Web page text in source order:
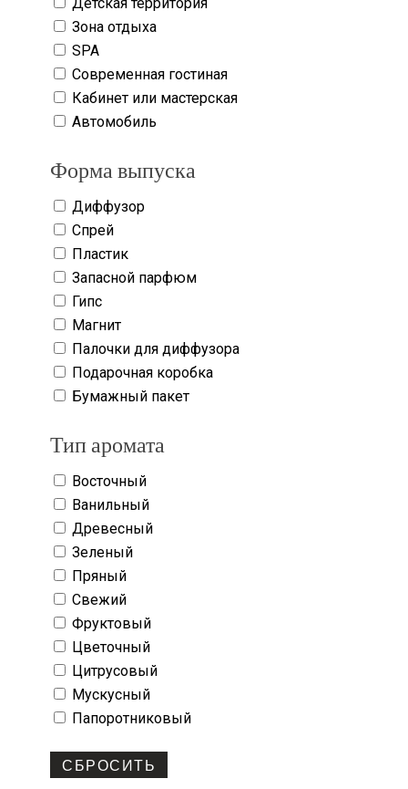
Зона отдыха
SPA
Современная гостиная
Кабинет или мастерская
Автомобиль
Форма выпуска
Диффузор
Спрей
Пластик
Запасной парфюм
Гипс
Магнит
Палочки для диффузора
Подарочная коробка
Бумажный пакет
Тип аромата
Восточный
Ванильный
Древесный
Зеленый
Пряный
Свежий
Фруктовый
Цветочный
Цитрусовый
Мускусный
Папоротниковый
СБРОСИТЬ